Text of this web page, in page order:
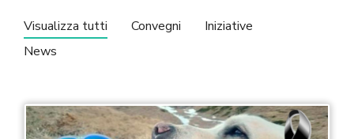
Visualizza tutti Convegni
Iniziative
News